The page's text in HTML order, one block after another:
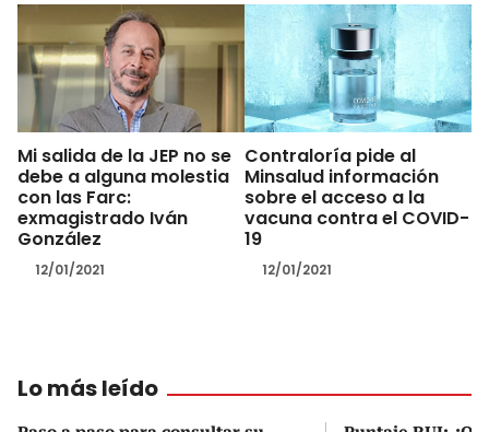
Mi salida de la JEP no se
debe a alguna molestia
con las Farc:
exmagistrado Iván
González
12/01/2021
Contraloría pide al
Minsalud información
sobre el acceso a la
vacuna contra el COVID-
19
12/01/2021
Lo más leído